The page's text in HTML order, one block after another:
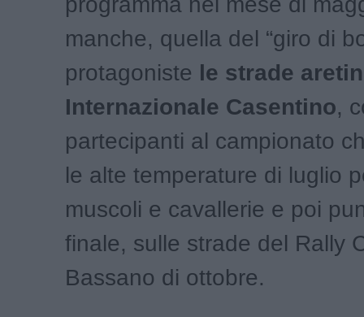
manche, quella del “giro di
protagoniste le strade
Internazionale Casentino,
partecipanti al campionato
le alte temperature di luglio
muscoli e cavallerie e poi
finale, sulle strade del Rally
Bassano di ottobre.